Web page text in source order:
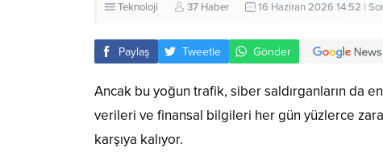
Teknoloji 37 Haber 16 Haziran 2026 14:52 |
Paylaş Tweetle Gönder
Ancak bu yoğun trafik, siber saldırganların da
verileri ve finansal bilgileri her gün yüzlerce
karşıya kalıyor.